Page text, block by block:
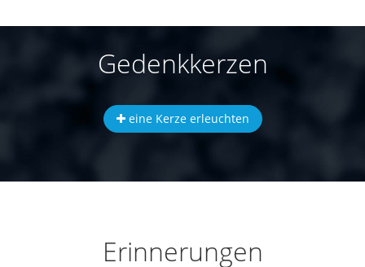
Gedenkkerzen
eine Kerze erleuchten
Erinnerungen